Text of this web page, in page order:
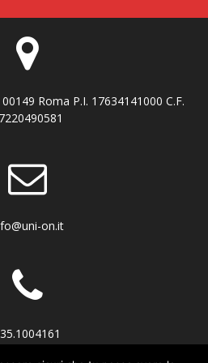
Roma P.I. 17634141000 C.F.
on.it